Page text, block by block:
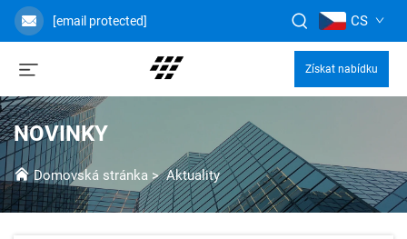
[email protected] CS
Získat nabídku
NOVINKY
Domovská stránka >Aktuality